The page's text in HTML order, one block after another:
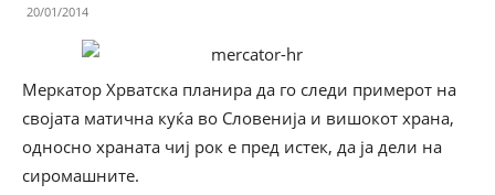
20/01/2014
Меркатор Хрватска планира да го следи примерот на
својата матична куќа во Словенија и вишокот храна,
односно храната чиј рок е пред истек, да ја дели на
сиромашните.